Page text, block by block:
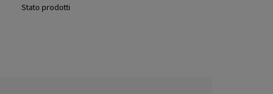
Stato prodotti